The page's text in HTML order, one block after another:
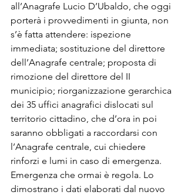
all’Anagrafe Lucio D’Ubaldo, che oggi
porterà i provvedimenti in giunta, non
s’è fatta attendere: ispezione
immediata; sostituzione del direttore
dell’Anagrafe centrale; proposta di
rimozione del direttore del II
municipio; riorganizzazione gerarchica
dei 35 uffici anagrafici dislocati sul
territorio cittadino, che d’ora in poi
saranno obbligati a raccordarsi con
l’Anagrafe centrale, cui chiedere
rinforzi e lumi in caso di emergenza.
Emergenza che ormai è regola. Lo
dimostrano i dati elaborati dal nuovo